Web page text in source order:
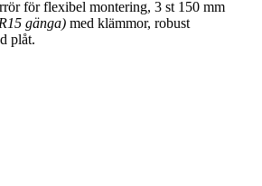
för flexibel montering, 3 st 150 mm
gänga) med klämmor, robust
plåt.